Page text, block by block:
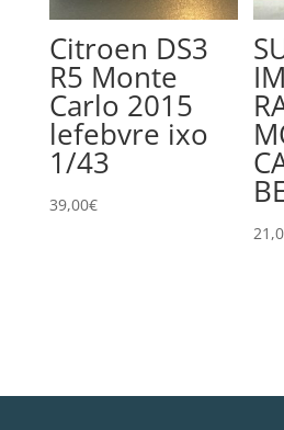
Citroen DS3
R5 Monte
Carlo 2015
lefebvre ixo
1/43
39,00€